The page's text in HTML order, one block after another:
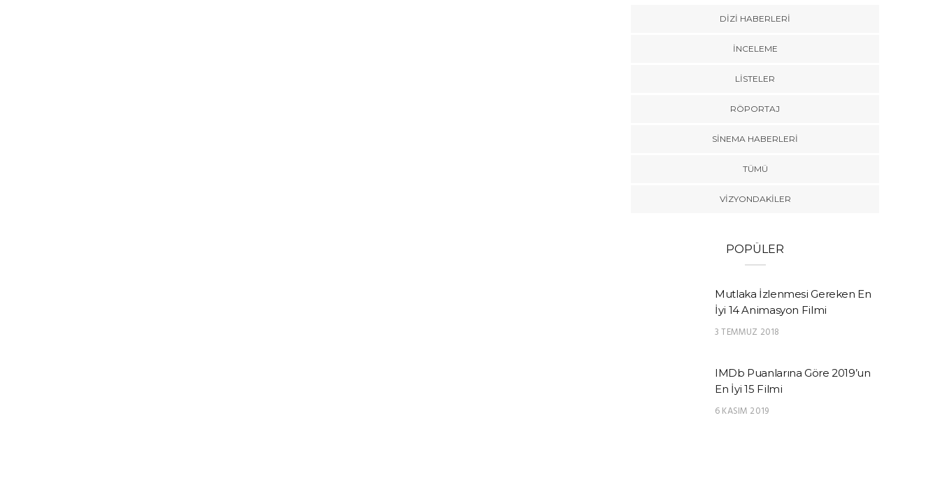
DIZI HABERLERI
İNCELEME
LISTELER
RÖPORTAJ
SINEMA HABERLERI
TÜMÜ
VIZYONDAKILER
POPÜLER
Mutlaka İzlenmesi Gereken En
İyi 14 Animasyon Filmi
3 TEMMUZ 2018
IMDb Puanlarına Göre 2019’un
En İyi 15 Filmi
6 KASIM 2019